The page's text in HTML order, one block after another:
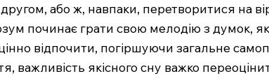
або ж, навпаки, перетворитися на
починає грати свою мелодію з думок,
відпочити, погіршуючи загальне
важливість якісного сну важко